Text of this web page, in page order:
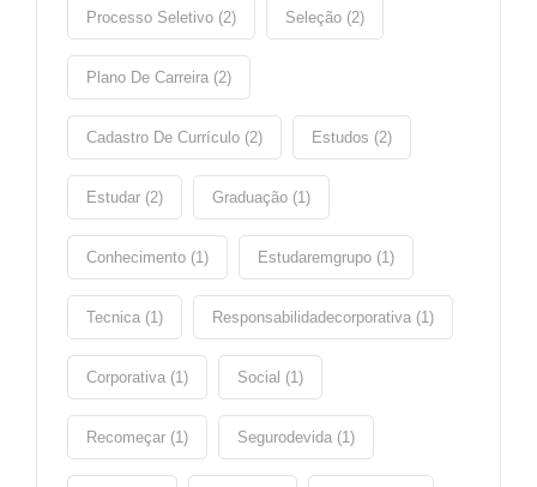
Processo Seletivo (2) Seleção (2)
Plano De Carreira (2)
Cadastro De Currículo (2) Estudos (2)
Estudar (2) Graduação (1)
Conhecimento (1) Estudaremgrupo (1)
Tecnica (1) Responsabilidadecorporativa (1)
Corporativa (1) Social (1)
Recomeçar (1) Segurodevida (1)